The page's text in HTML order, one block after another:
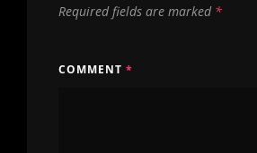
Required fields are marked *
COMMENT *